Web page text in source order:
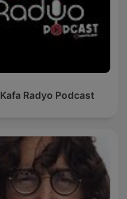
Kafa Radyo Podcast